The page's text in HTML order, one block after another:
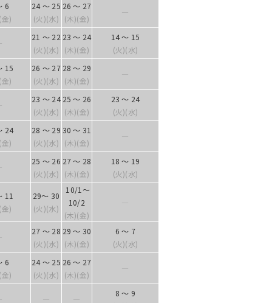
6
)
24 ～ 25
(火)(水)
26 ～ 27
(木)(金)
―
21 ～ 22
(火)(水)
23 ～ 24
(木)(金)
14 ～ 15
(火)(水)
15
)
26 ～ 27
(火)(水)
28 ～ 29
(木)(金)
―
23 ～ 24
(火)(水)
25 ～ 26
(木)(金)
23 ～ 24
(火)(水)
24
)
28 ～ 29
(火)(水)
30 ～ 31
(木)(金)
―
25 ～ 26
(火)(水)
27 ～ 28
(木)(金)
18 ～ 19
(火)(水)
11
)
29～ 30
(火)(水)
10/1～
10/2
(木)(金)
―
27 ～ 28
(火)(水)
29 ～ 30
(木)(金)
6 ～ 7
(火)(水)
6
)
24 ～ 25
(火)(水)
26 ～ 27
(木)(金)
―
― ―
8 ～ 9